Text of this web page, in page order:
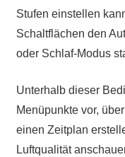
Stufen einstellen
Schaltflächen den
oder Schlaf-Modus
Unterhalb dieser
Menüpunkte vor,
einen Zeitplan
Luftqualität